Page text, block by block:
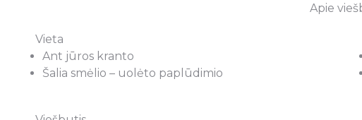
Apie
Vieta
Ant jūros kranto
Šalia smėlio – uolėto paplūdimio